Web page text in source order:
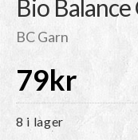
Bio Balance
BC Garn
79kr
8 i lager